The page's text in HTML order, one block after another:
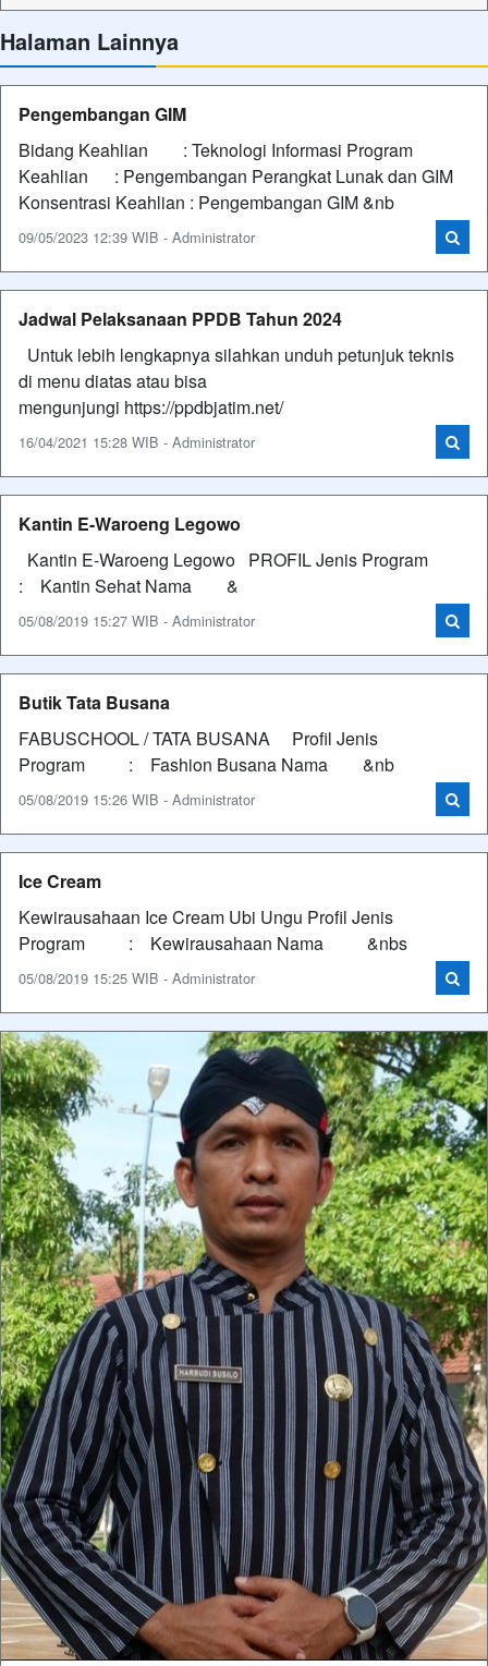
Halaman Lainnya
Pengembangan GIM
Bidang Keahlian : Teknologi Informasi Program
Keahlian : Pengembangan Perangkat Lunak dan GIM
Konsentrasi Keahlian : Pengembangan GIM &nb
09/05/2023 12:39 WIB - Administrator
Jadwal Pelaksanaan PPDB Tahun 2024
Untuk lebih lengkapnya silahkan unduh petunjuk teknis
di menu diatas atau bisa
mengunjungi https://ppdbjatim.net/
16/04/2021 15:28 WIB - Administrator
Kantin E-Waroeng Legowo
Kantin E-Waroeng Legowo PROFIL Jenis Program
: Kantin Sehat Nama &
05/08/2019 15:27 WIB - Administrator
Butik Tata Busana
FABUSCHOOL / TATA BUSANA Profil Jenis
Program : Fashion Busana Nama &nb
05/08/2019 15:26 WIB - Administrator
Ice Cream
Kewirausahaan Ice Cream Ubi Ungu Profil Jenis
Program : Kewirausahaan Nama &nbs
05/08/2019 15:25 WIB - Administrator